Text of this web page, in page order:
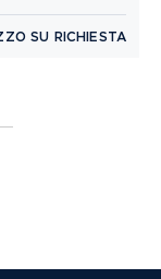
SU RICHIESTA